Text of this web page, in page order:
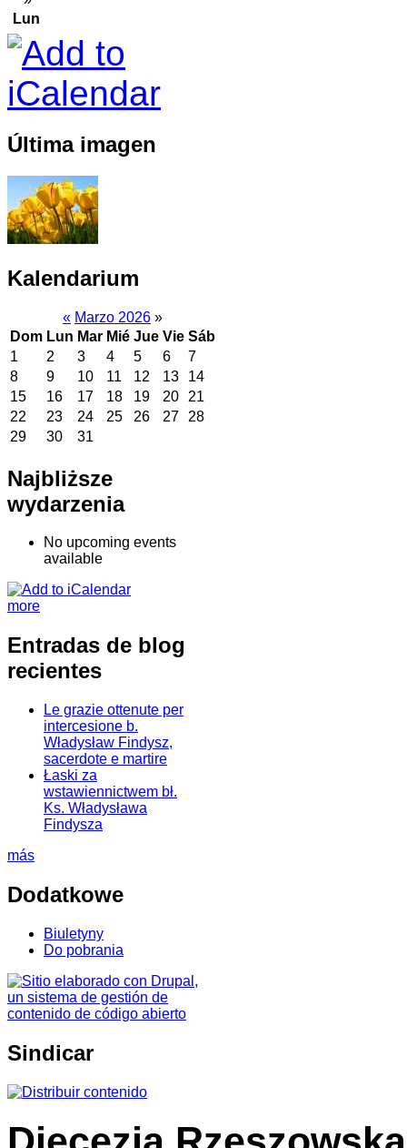
Lun
Última imagen
Kalendarium
« Marzo 2026 »
Dom Lun Mar Mié Jue Vie Sáb
1
2 3 4 5 6
7
8
9 10 11 12 13
14
15
16 17 18 19 20
21
22
23 24 25 26 27
28
29
30 31
Najbliższe
wydarzenia
No upcoming events
available
more
Entradas de blog
recientes
Le grazie ottenute per
intercesione b.
Władysław Findysz,
sacerdote e martire
Łaski za
wstawiennictwem bł.
Ks. Władysława
Findysza
más
Dodatkowe
Biuletyny
Do pobrania
Sindicar